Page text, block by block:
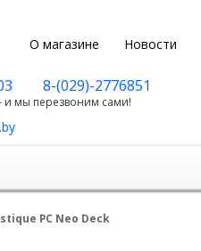
О магазине Новости
8-(029)-2776851
и мы перезвоним сами!
PC Neo Deck